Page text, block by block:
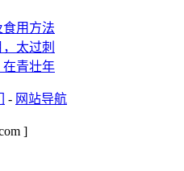
用方法
太过刺
在青壮年
- 网站导航
]